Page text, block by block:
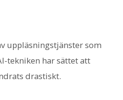
uppläsningstjänster som
tekniken har sättet att
drastiskt.